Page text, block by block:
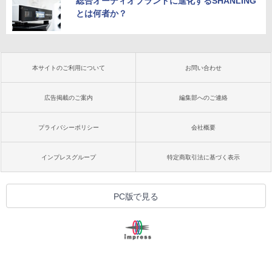
とは何者か？
本サイトのご利用について お問い合わせ
広告掲載のご案内 編集部へのご連絡
プライバシーポリシー 会社概要
インプレスグループ 特定商取引法に基づく表示
PC版で見る